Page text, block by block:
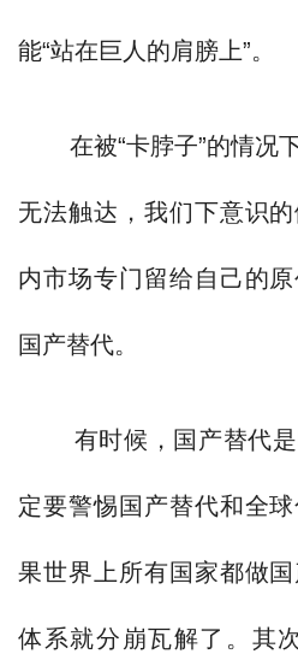
能“站在巨人的肩膀上”。
在被“卡脖子”的情况
无法触达，我们下意识
内市场专门留给自己的
国产替代。
有时候，国产替代是
定要警惕国产替代和全
果世界上所有国家都做
体系就分崩瓦解了。其